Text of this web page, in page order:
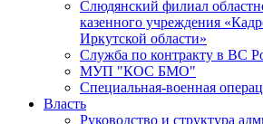
Слюдянский филиал
казенного учреждения
Иркутской области»
Служба по контракту в ВС
МУП "КОС БМО"
Специальная-военная
Власть
Руководство и структура